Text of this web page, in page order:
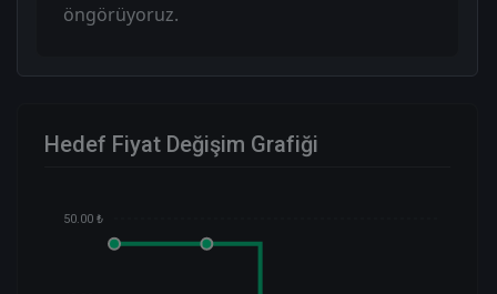
öngörüyoruz.
Hedef Fiyat Değişim Grafiği
50.00 ₺